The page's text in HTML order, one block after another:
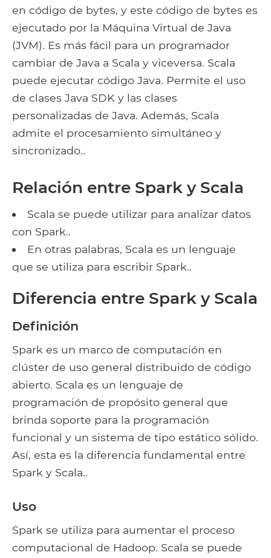
en código de bytes, y este código de bytes es
ejecutado por la Máquina Virtual de Java
(JVM). Es más fácil para un programador
cambiar de Java a Scala y viceversa. Scala
puede ejecutar código Java. Permite el uso
de clases Java SDK y las clases
personalizadas de Java. Además, Scala
admite el procesamiento simultáneo y
sincronizado..
Relación entre Spark y Scala
Scala se puede utilizar para analizar datos
con Spark..
En otras palabras, Scala es un lenguaje
que se utiliza para escribir Spark..
Diferencia entre Spark y Scala
Definición
Spark es un marco de computación en
clúster de uso general distribuido de código
abierto. Scala es un lenguaje de
programación de propósito general que
brinda soporte para la programación
funcional y un sistema de tipo estático sólido.
Así, esta es la diferencia fundamental entre
Spark y Scala..
Uso
Spark se utiliza para aumentar el proceso
computacional de Hadoop. Scala se puede